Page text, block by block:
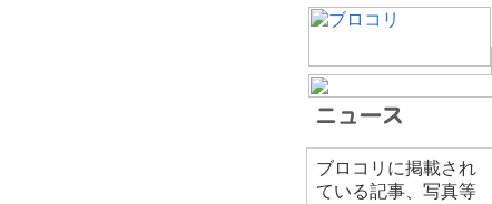
ブロコリに掲載され
ている記事、写真等